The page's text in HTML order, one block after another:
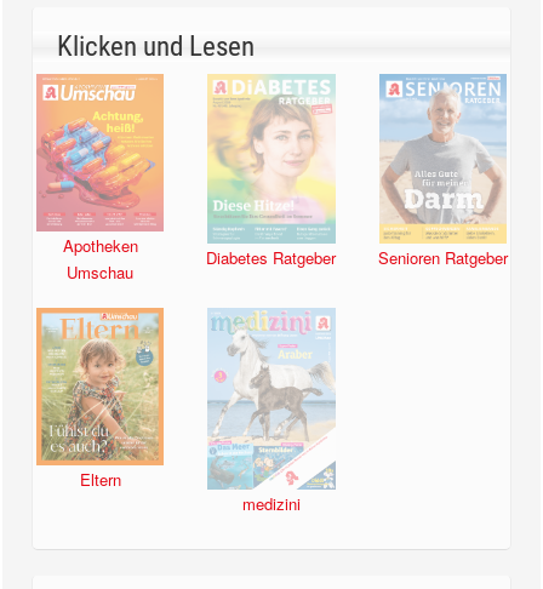
Klicken und Lesen
Apotheken
Umschau
Diabetes Ratgeber Senioren Ratgeber
Eltern
medizini